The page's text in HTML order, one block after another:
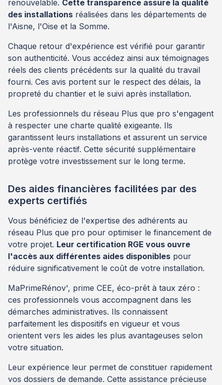
renouvelable. Cette transparence assure la qualité
des installations réalisées dans les départements de
l'Aisne, l'Oise et la Somme.
Chaque retour d'expérience est vérifié pour garantir
son authenticité. Vous accédez ainsi aux témoignages
réels des clients précédents sur la qualité du travail
fourni. Ces avis portent sur le respect des délais, la
propreté du chantier et le suivi après installation.
Les professionnels du réseau Plus que pro s'engagent
à respecter une charte qualité exigeante. Ils
garantissent leurs installations et assurent un service
après-vente réactif. Cette sécurité supplémentaire
protège votre investissement sur le long terme.
Des aides financières facilitées par des
experts certifiés
Vous bénéficiez de l'expertise des adhérents au
réseau Plus que pro pour optimiser le financement de
votre projet. Leur certification RGE vous ouvre
l'accès aux différentes aides disponibles pour
réduire significativement le coût de votre installation.
MaPrimeRénov', prime CEE, éco-prêt à taux zéro :
ces professionnels vous accompagnent dans les
démarches administratives. Ils connaissent
parfaitement les dispositifs en vigueur et vous
orientent vers les aides les plus avantageuses selon
votre situation.
Leur expérience leur permet de constituer rapidement
vos dossiers de demande. Cette assistance précieuse